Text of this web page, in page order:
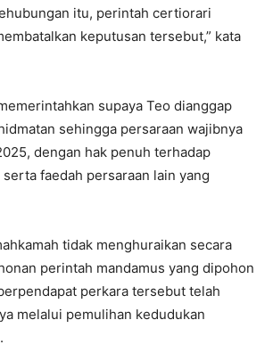
itu, perintah certiorari
keputusan tersebut,” kata
supaya Teo dianggap
sehingga persaraan wajibnya
dengan hak penuh terhadap
faedah persaraan lain yang
tidak menghuraikan secara
perintah mandamus yang dipohon
perkara tersebut telah
melalui pemulihan kedudukan